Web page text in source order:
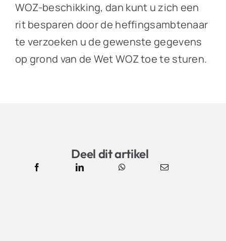
WOZ-beschikking, dan kunt u zich een
rit besparen door de heffingsambtenaar
te verzoeken u de gewenste gegevens
op grond van de Wet WOZ toe te sturen.
Deel dit artikel